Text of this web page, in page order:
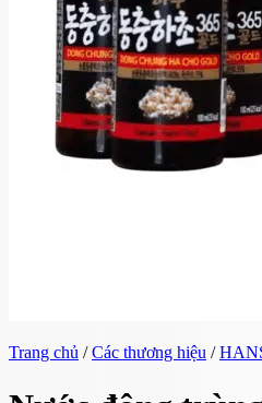
Trang chủ / Các thương hiệu /